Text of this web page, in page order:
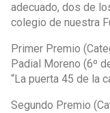
adecuado, dos de
colegio de nuestra
Primer Premio
Padial Moreno (6º
“La puerta 45 de la
Segundo Premio